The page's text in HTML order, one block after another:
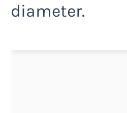
diameter.